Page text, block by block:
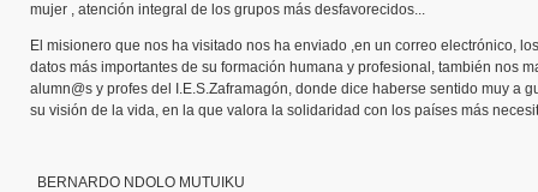
mujer , atención integral de los grupos más desfavorecidos...
El misionero que nos ha visitado nos ha enviado ,en un correo electrónico, los
datos más importantes de su formación humana y profesional, también nos
alumn@s y profes del I.E.S.Zaframagón, donde dice haberse sentido muy a
su visión de la vida, en la que valora la solidaridad con los países más
BERNARDO NDOLO MUTUIKU